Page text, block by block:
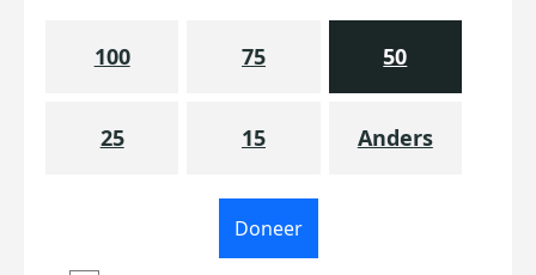
100 75 50
25 15 Anders
Doneer